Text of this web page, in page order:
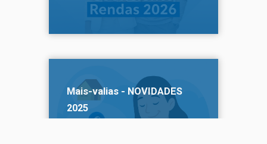
Mais-valias - NOVIDADES
2025